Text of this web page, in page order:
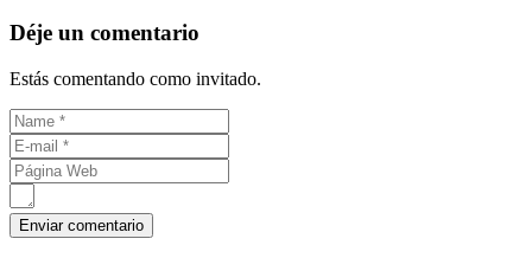
Déje un comentario
Estás comentando como invitado.